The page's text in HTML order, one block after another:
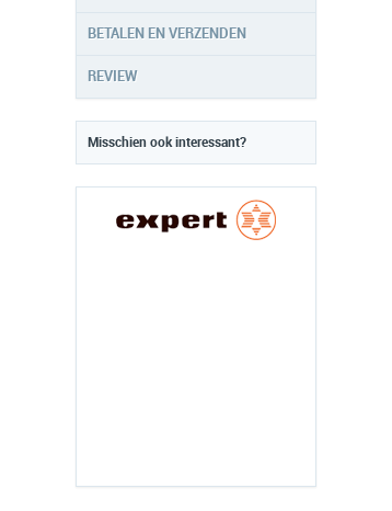
BETALEN EN VERZENDEN
REVIEW
Misschien ook interessant?